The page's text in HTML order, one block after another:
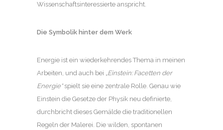
Wissenschaftsinteressierte anspricht.
Die Symbolik hinter dem Werk
Energie ist ein wiederkehrendes Thema in meinen
Arbeiten, und auch bei „Einstein: Facetten der
Energie“spielt sie eine zentrale Rolle. Genau wie
Einstein die Gesetze der Physik neu definierte,
durchbricht dieses Gemälde die traditionellen
Regeln der Malerei. Die wilden, spontanen